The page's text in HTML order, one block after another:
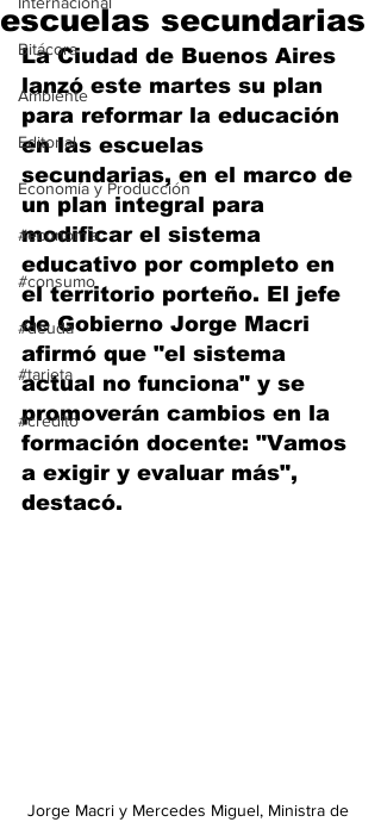
Bitácora
Ambiente
Editorial
Economía y Producción
#economia
#consumo
#deuda
#tarjeta
#credito
escuelas secundarias
La Ciudad de Buenos Aires
lanzó este martes su plan
para reformar la educación
en las escuelas
secundarias, en el marco de
un plan integral para
modificar el sistema
educativo por completo en
el territorio porteño. El jefe
de Gobierno Jorge Macri
afirmó que "el sistema
actual no funciona" y se
promoverán cambios en la
formación docente: "Vamos
a exigir y evaluar más",
destacó.
Jorge Macri y Mercedes Miguel, Ministra de